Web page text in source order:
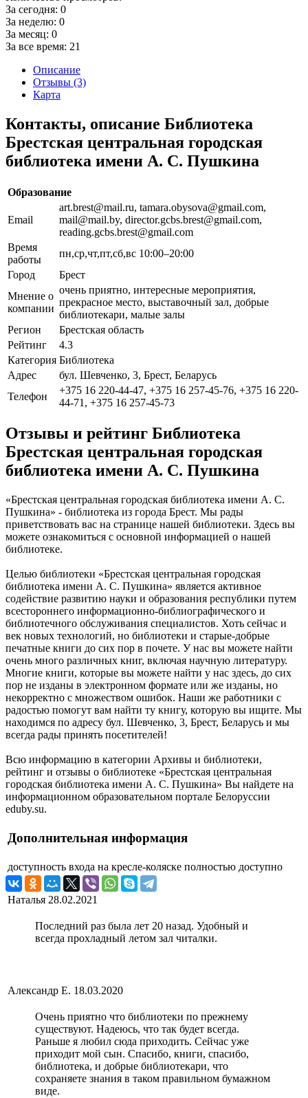
За сегодня: 0
За неделю: 0
За месяц: 0
За все время: 21
Описание
Отзывы (3)
Карта
Контакты, описание Библиотека
Брестская центральная городская
библиотека имени А. С. Пушкина
Образование
Email
art.brest@mail.ru, tamara.obysova@gmail.com,
mail@mail.by, director.gcbs.brest@gmail.com,
reading.gcbs.brest@gmail.com
Время
работы
пн,ср,чт,пт,сб,вс 10:00–20:00
Город
Брест
Мнение о
компании
очень приятно, интересные мероприятия,
прекрасное место, выставочный зал, добрые
библиотекари, малые залы
Регион
Брестская область
Рейтинг
4.3
Категория Библиотека
Адрес
бул. Шевченко, 3, Брест, Беларусь
Телефон
+375 16 220-44-47, +375 16 257-45-76, +375 16 220-
44-71, +375 16 257-45-73
Отзывы и рейтинг Библиотека
Брестская центральная городская
библиотека имени А. С. Пушкина
«Брестская центральная городская библиотека имени А. С.
Пушкина» - библиотека из города Брест. Мы рады
приветствовать вас на странице нашей библиотеки. Здесь вы
можете ознакомиться с основной информацией о нашей
библиотеке.
Целью библиотеки «Брестская центральная городская
библиотека имени А. С. Пушкина» является активное
содействие развитию науки и образования республики путем
всестороннего информационно-библиографического и
библиотечного обслуживания специалистов. Хоть сейчас и
век новых технологий, но библиотеки и старые-добрые
печатные книги до сих пор в почете. У нас вы можете найти
очень много различных книг, включая научную литературу.
Многие книги, которые вы можете найти у нас здесь, до сих
пор не изданы в электронном формате или же изданы, но
некорректно с множеством ошибок. Наши же работники с
радостью помогут вам найти ту книгу, которую вы ищите. Мы
находимся по адресу бул. Шевченко, 3, Брест, Беларусь и мы
всегда рады принять посетителей!
Всю информацию в категории Архивы и библиотеки,
рейтинг и отзывы о библиотеке «Брестская центральная
городская библиотека имени А. С. Пушкина» Вы найдете на
информационном образовательном портале Белоруссии
eduby.su.
Дополнительная информация
доступность входа на кресле-коляске полностью доступно
Наталья 28.02.2021
Последний раз была лет 20 назад. Удобный и
всегда прохладный летом зал читалки.
Александр Е. 18.03.2020
Очень приятно что библиотеки по прежнему
существуют. Надеюсь, что так будет всегда.
Раньше я любил сюда приходить. Сейчас уже
приходит мой сын. Спасибо, книги, спасибо,
библиотека, и добрые библиотекари, что
сохраняете знания в таком правильном бумажном
виде.